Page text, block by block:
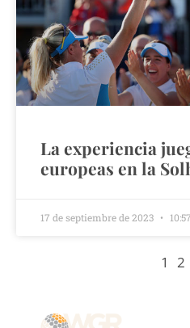
La experiencia
europeas en la
17 de septiembre de 2023 10:57
1 2